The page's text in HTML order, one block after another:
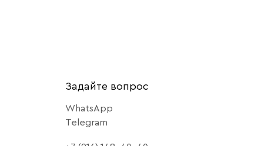
Задайте вопрос
WhatsApp
Telegram